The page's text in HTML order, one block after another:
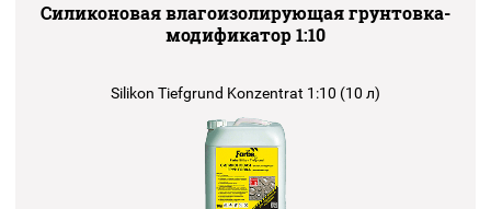
Отзывы
О заводе
Оплата
Сертификаты
Силиконовая влагоизолирующая грунтовка-
модификатор 1:10
Silikon Tiefgrund Konzentrat 1:10 (10 л)